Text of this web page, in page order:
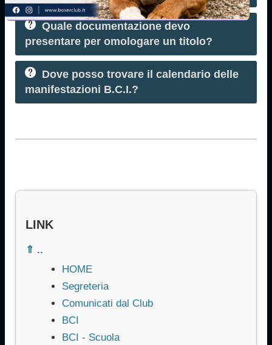
Quale documentazione devo
presentare per omologare un titolo?
Dove posso trovare il calendario delle
manifestazioni B.C.I.?
LINK
⇑ ..
HOME
Segreteria
Comunicati dal Club
BCI
BCI - Scuola